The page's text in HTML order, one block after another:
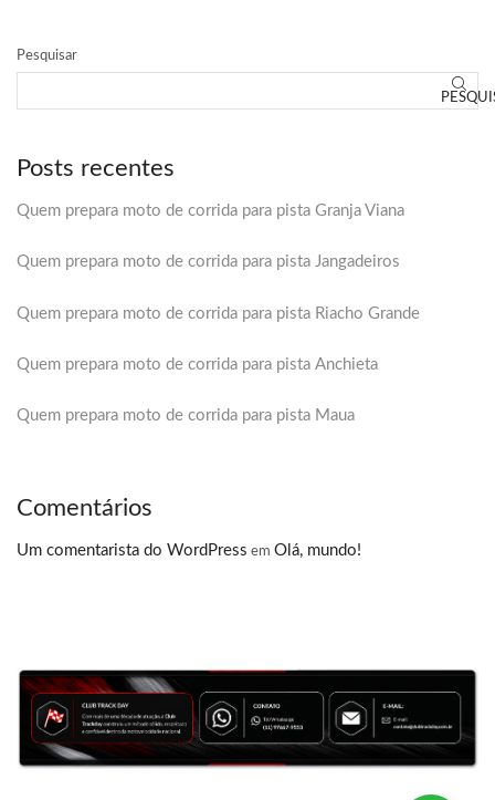
Pesquisar
Posts recentes
Quem prepara moto de corrida para pista Granja Viana
Quem prepara moto de corrida para pista Jangadeiros
Quem prepara moto de corrida para pista Riacho Grande
Quem prepara moto de corrida para pista Anchieta
Quem prepara moto de corrida para pista Maua
Comentários
Um comentarista do WordPress em Olá, mundo!